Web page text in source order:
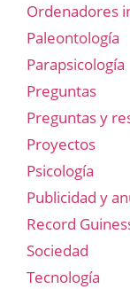
Ordenadores
Paleontología
Parapsicología
Preguntas
Preguntas y
Proyectos
Psicología
Publicidad y
Record
Sociedad
Tecnología